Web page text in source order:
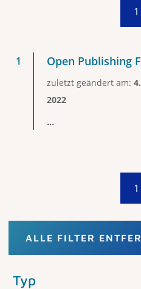
1
Open Publishing
zuletzt geändert am:
2022
...
1
ALLE FILTER
Typ